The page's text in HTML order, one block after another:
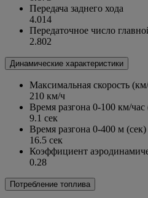
Передача заднего хода
4.014
Передаточное число
2.802
Динамические характеристики
Максимальная скорость
210 км/ч
Время разгона 0-100 км/час
9.1 сек
Время разгона 0-400 м (сек)
16.5 сек
Коэффициент
0.28
Потребление топлива